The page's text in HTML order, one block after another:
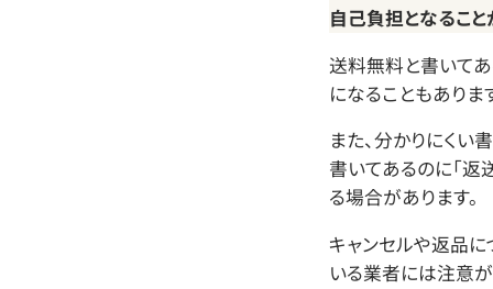
自己負担となること
送料無料と書いて
になることもありま
また、分かりにくい
書いてあるのに「返
る場合があります。
キャンセルや返品に
いる業者には注意が